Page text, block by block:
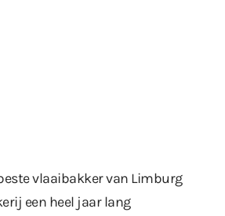
vlaaibakker van Limburg
een heel jaar lang